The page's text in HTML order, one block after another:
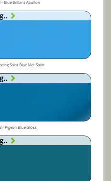
- Blue Brillant Apollon
Saint Blue Met Satin
- Pigeon Blue Gloss